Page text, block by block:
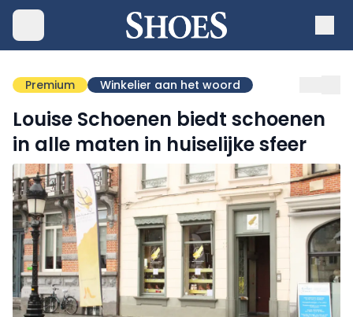
Premium Winkelier aan het woord
Louise Schoenen biedt schoenen
in alle maten in huiselijke sfeer